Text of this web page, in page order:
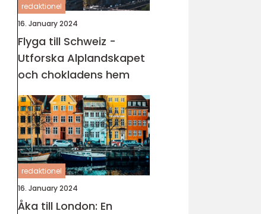
redaktionel
16. January 2024
Flyga till Schweiz -
Utforska Alplandskapet
och chokladens hem
redaktionel
16. January 2024
Åka till London: En